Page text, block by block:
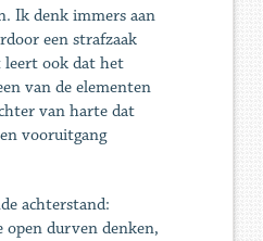
Ik denk immers aan
een strafzaak
leert ook dat het
van de elementen
van harte dat
vooruitgang
achterstand:
open durven denken,